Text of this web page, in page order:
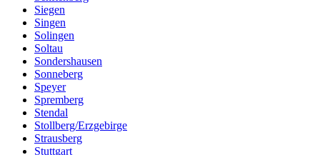
Siegen
Singen
Solingen
Soltau
Sondershausen
Sonneberg
Speyer
Spremberg
Stendal
Stollberg/Erzgebirge
Strausberg
Stuttgart